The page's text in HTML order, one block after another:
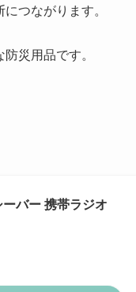
つながります。
災用品です。
バー 携帯ラジオ